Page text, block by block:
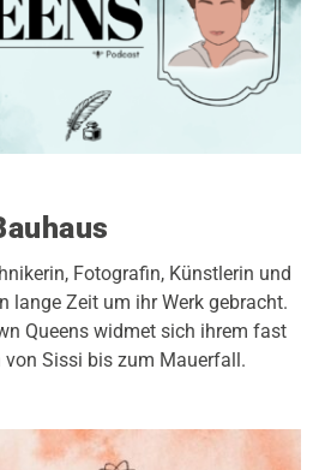
Fotografin, Künstlerin und
lange Zeit um ihr Werk gebracht.
Queens widmet sich ihrem fast
von Sissi bis zum Mauerfall.